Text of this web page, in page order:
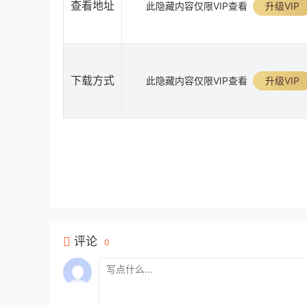
查看地址 此隐藏内容仅限VIP查看 升级VIP
下载方式 此隐藏内容仅限VIP查看 升级VIP
评论 0